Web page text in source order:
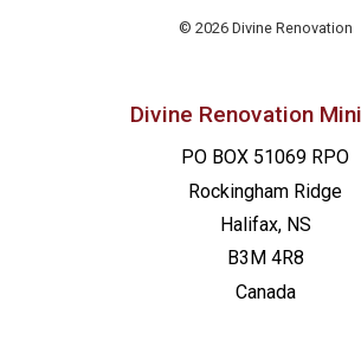
© 2026 Divine Renovation
Divine Renovation
PO BOX 51069 RPO
Rockingham Ridge
Halifax, NS
B3M 4R8
Canada